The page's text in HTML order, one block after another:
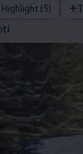
Highlight (5)